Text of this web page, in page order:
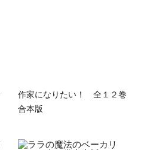
作家になりたい！ 全１２巻
合本版